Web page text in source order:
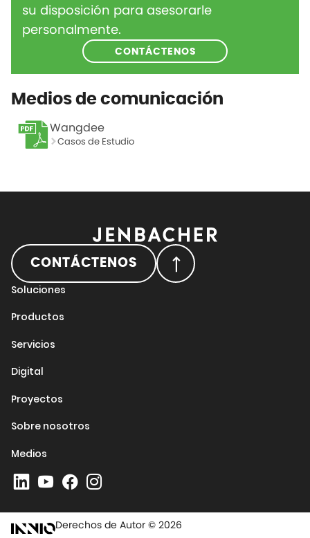
su disposición para asesorarle
personalmente.
CONTÁCTENOS
Medios de comunicación
Wangdee
Casos de Estudio
CONTÁCTENOS
Soluciones
Productos
Servicios
Digital
Proyectos
Sobre nosotros
Medios
Derechos de Autor © 2026